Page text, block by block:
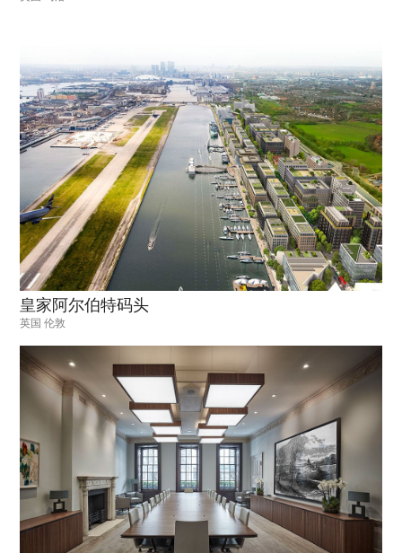
皇家阿尔伯特码头
英国 伦敦